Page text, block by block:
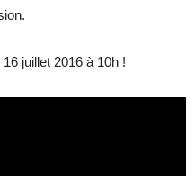
juillet 2016 à 10h !